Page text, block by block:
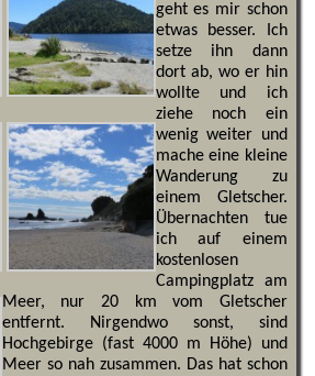
geht es mir schon
etwas besser. Ich
setze ihn dann
dort ab, wo er hin
wollte und ich
ziehe noch ein
wenig weiter und
mache eine kleine
Wanderung zu
einem Gletscher.
Übernachten tue
ich auf einem
kostenlosen
Campingplatz am
Meer, nur 20 km vom Gletscher
entfernt. Nirgendwo sonst, sind
Hochgebirge (fast 4000 m Höhe) und
Meer so nah zusammen. Das hat schon